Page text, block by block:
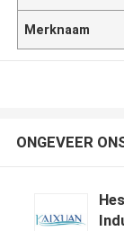
Merknaam
ONGEVEER